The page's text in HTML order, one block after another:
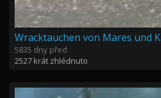
Wracktauchen von Mares und
5835 dny před
2527 krát zhlédnuto